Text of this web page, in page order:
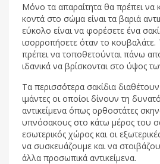
Μόνο τα απαραίτητα θα πρέπει
κοντά στο σώμα είναι τα βαριά
εύκολο είναι να φορέσετε ένα
ισορροπήσετε όταν το κουβαλάτε.
πρέπει να τοποθετούνται πάνω
ιδανικά να βρίσκονται στο ύψος
Τα περισσότερα σακίδια
ιμάντες οι οποίοι δίνουν τη
αντικείμενα όπως ορθοστάτες
υπνόσακους στο κάτω μέρος του
εσωτερικός χώρος και οι
να συσκευάζουμε και να
άλλα προσωπικά αντικείμενα.